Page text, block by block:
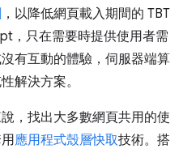
，以降低網頁載入期間的 TBT
，只在需要時提供使用者需
有互動的體驗，伺服器端算
解決方案。
，找出大多數網頁共用的使
應用程式殼層快取技術。搭